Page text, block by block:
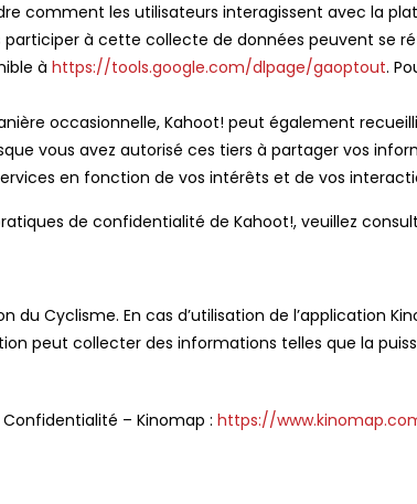
comment les utilisateurs interagissent avec la
à cette collecte de données peuvent se
à https://tools.google.com/dlpage/gaoptout.
occasionnelle, Kahoot! peut également
vous avez autorisé ces tiers à partager vos
en fonction de vos intérêts et de vos
de confidentialité de Kahoot!, veuillez
du Cyclisme. En cas d’utilisation de l’application
peut collecter des informations telles que la
– Kinomap : https://